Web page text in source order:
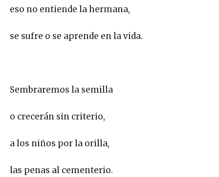
eso no entiende la hermana,
se sufre o se aprende en la vida.
Sembraremos la semilla
o crecerán sin criterio,
a los niños por la orilla,
las penas al cementerio.